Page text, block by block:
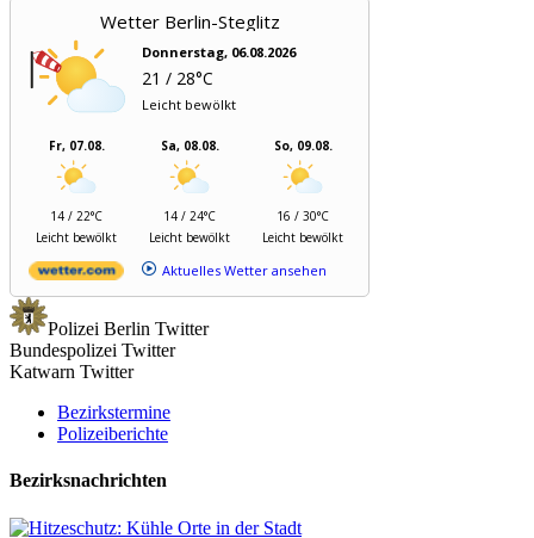
Wetter Berlin-Steglitz
Donnerstag, 06.08.2026
21 / 28°C
Leicht bewölkt
Fr, 07.08.
14 / 22°C
Leicht bewölkt
Sa, 08.08.
14 / 24°C
Leicht bewölkt
So, 09.08.
16 / 30°C
Leicht bewölkt
Aktuelles Wetter ansehen
Polizei Berlin Twitter
Bundespolizei Twitter
Katwarn Twitter
Bezirkstermine
Polizeiberichte
Bezirksnachrichten